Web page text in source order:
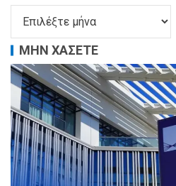
ΜΗΝ ΧΑΣΕΤΕ